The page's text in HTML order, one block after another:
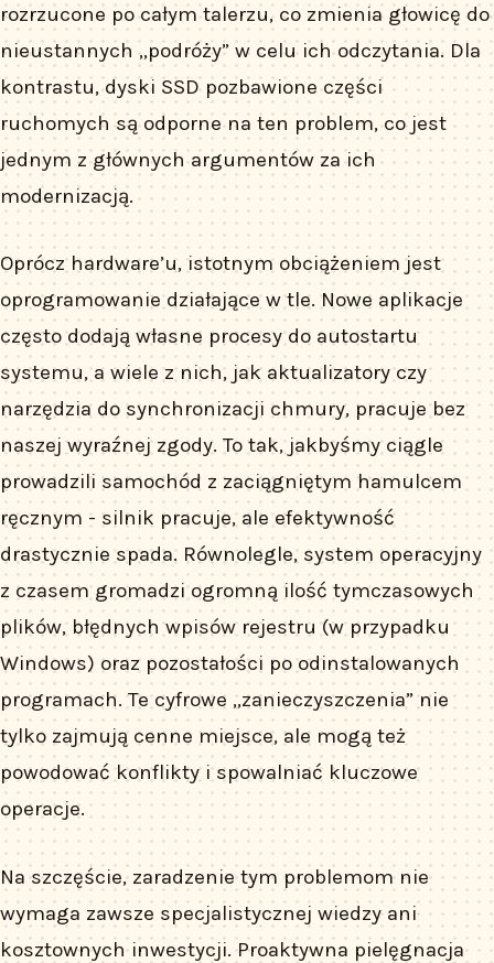
rozrzucone po całym talerzu, co zmienia głowicę do
nieustannych „podróży” w celu ich odczytania. Dla
kontrastu, dyski SSD pozbawione części
ruchomych są odporne na ten problem, co jest
jednym z głównych argumentów za ich
modernizacją.
Oprócz hardware’u, istotnym obciążeniem jest
oprogramowanie działające w tle. Nowe aplikacje
często dodają własne procesy do autostartu
systemu, a wiele z nich, jak aktualizatory czy
narzędzia do synchronizacji chmury, pracuje bez
naszej wyraźnej zgody. To tak, jakbyśmy ciągle
prowadzili samochód z zaciągniętym hamulcem
ręcznym - silnik pracuje, ale efektywność
drastycznie spada. Równolegle, system operacyjny
z czasem gromadzi ogromną ilość tymczasowych
plików, błędnych wpisów rejestru (w przypadku
Windows) oraz pozostałości po odinstalowanych
programach. Te cyfrowe „zanieczyszczenia” nie
tylko zajmują cenne miejsce, ale mogą też
powodować konflikty i spowalniać kluczowe
operacje.
Na szczęście, zaradzenie tym problemom nie
wymaga zawsze specjalistycznej wiedzy ani
kosztownych inwestycji. Proaktywna pielęgnacja